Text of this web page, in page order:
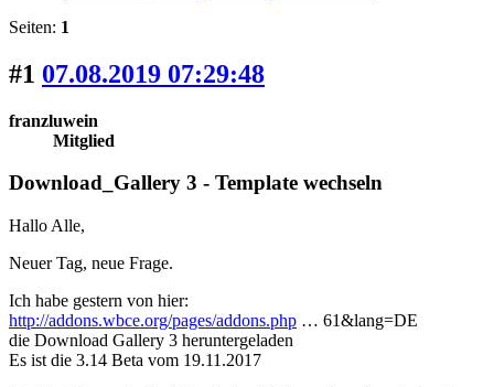
Seiten: 1
#1 07.08.2019 07:29:48
franzluwein
Mitglied
Download_Gallery 3 - Template wechseln
Hallo Alle,
Neuer Tag, neue Frage.
Ich habe gestern von hier:
http://addons.wbce.org/pages/addons.php … 61&lang=DE
die Download Gallery 3 heruntergeladen
Es ist die 3.14 Beta vom 19.11.2017